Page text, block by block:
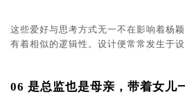
这些爱好与思考方式无一不在影响着杨
有着相似的逻辑性。设计便常常发生于设
06 是总监也是母亲， 带着女儿